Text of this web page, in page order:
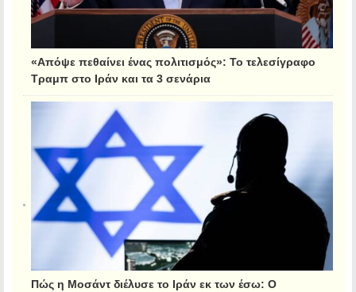
«Απόψε πεθαίνει ένας πολιτισμός»: Το τελεσίγραφο
Τραμπ στο Ιράν και τα 3 σενάρια
Πώς η Μοσάντ διέλυσε το Ιράν εκ των έσω: Ο